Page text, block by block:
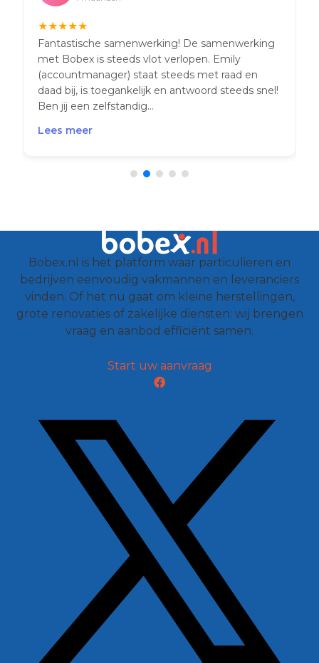
★★★★★
Fantastische samenwerking! De samenwerking
met Bobex is steeds vlot verlopen. Emily
(accountmanager) staat steeds met raad en
daad bij, is toegankelijk en antwoord steeds snel!
Ben jij een zelfstandig...
Lees meer
Bobex.nl is het platform waar particulieren en
bedrijven eenvoudig vakmannen en leveranciers
vinden. Of het nu gaat om kleine herstellingen,
grote renovaties of zakelijke diensten: wij brengen
vraag en aanbod efficiënt samen.
Start uw aanvraag